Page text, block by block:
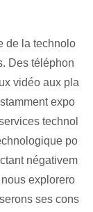
de la technolo
Des téléphon
vidéo aux pla
expo
technol
po
négativem
explorero
ses cons